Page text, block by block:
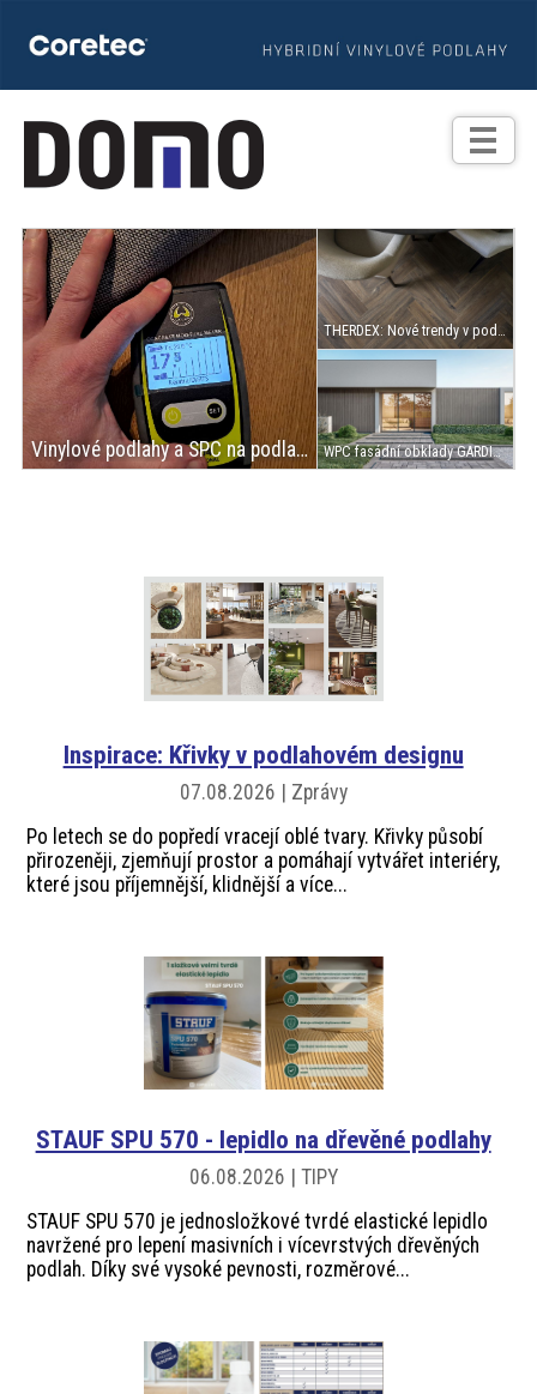
TIPY
Zprávy
Praxe
Fotogalerie
Produkty Vinylové podlahy a SPC na podlahovém topení
THERDEX: Nové trendy v podlahách – návrat ořechových a tmavých teplých odstínů
WPC fasádní obklady GARDIN Deco Wall jako novinka od společnosti JAF HOLZ
Inspirace: Křivky v podlahovém designu
07.08.2026 | Zprávy
Po letech se do popředí vracejí oblé tvary. Křivky působí
přirozeněji, zjemňují prostor a pomáhají vytvářet interiéry,
které jsou příjemnější, klidnější a více...
STAUF SPU 570 - lepidlo na dřevěné podlahy
06.08.2026 | TIPY
STAUF SPU 570 je jednosložkové tvrdé elastické lepidlo
navržené pro lepení masivních i vícevrstvých dřevěných
podlah. Díky své vysoké pevnosti, rozměrové...